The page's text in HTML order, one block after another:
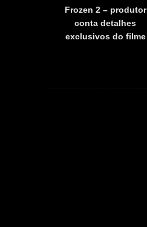
Frozen 2 – produtor
conta detalhes
exclusivos do filme